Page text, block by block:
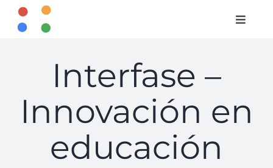
Saltar
contenido
Toggle
CURSOS
BIBLIOTECA
Interfase –
Innovación en
educación